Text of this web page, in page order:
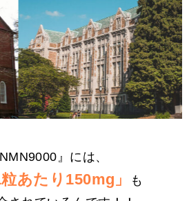
』には、
粒あたり150mg」
も